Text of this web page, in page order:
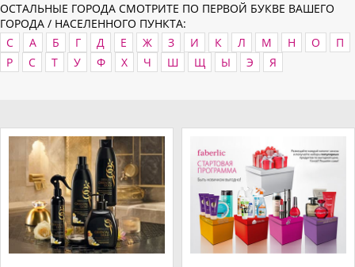
ОСТАЛЬНЫЕ ГОРОДА СМОТРИТЕ ПО ПЕРВОЙ БУКВЕ ВАШЕГО
ГОРОДА / НАСЕЛЕННОГО ПУНКТА:
C
А Б Г Д Е Ж З И К Л М Н О
П
Р
С Т У Ф Х Ч Ш Щ Ы Э Я